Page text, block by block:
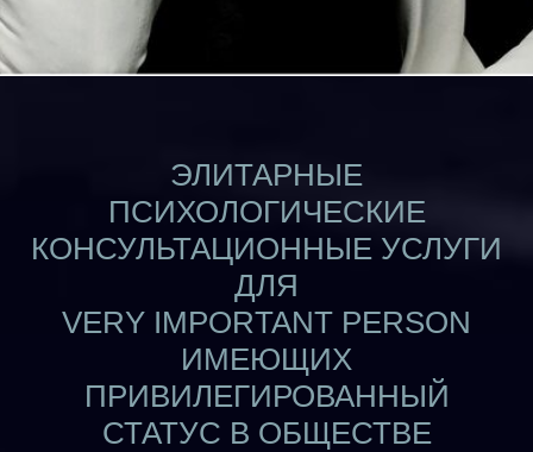
ЭЛИТАРНЫЕ
ПСИХОЛОГИЧЕСКИЕ
КОНСУЛЬТАЦИОННЫЕ УСЛУГИ
ДЛЯ
VERY IMPORTANT PERSON
ИМЕЮЩИХ
ПРИВИЛЕГИРОВАННЫЙ
СТАТУС В ОБЩЕСТВЕ